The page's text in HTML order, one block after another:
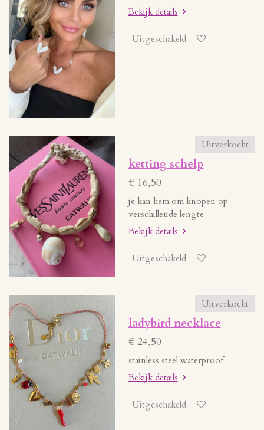
Bekijk details
Uitgeschakeld
Uitverkocht
ketting schelp
€ 16,50
je kan hem om knopen op
verschillende lengte
Bekijk details
Uitgeschakeld
Uitverkocht
ladybird necklace
€ 24,50
stainless steel waterproof
Bekijk details
Uitgeschakeld